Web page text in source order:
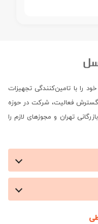
پترو سازه ساحل، در سال ۱۳۸۹ کار خود را با تامین‌کنندگی تجهیزات
گسترش فعالیت، شرکت در حوزه
تهران و مجوزهای لازم را